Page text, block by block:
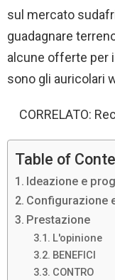
sul mercato
guadagnare
alcune offerte per
sono gli auricolari
CORRELATO:
Table of
Ideazione e
Configurazione
Prestazione
L'opinione
BENEFICI
CONTRO